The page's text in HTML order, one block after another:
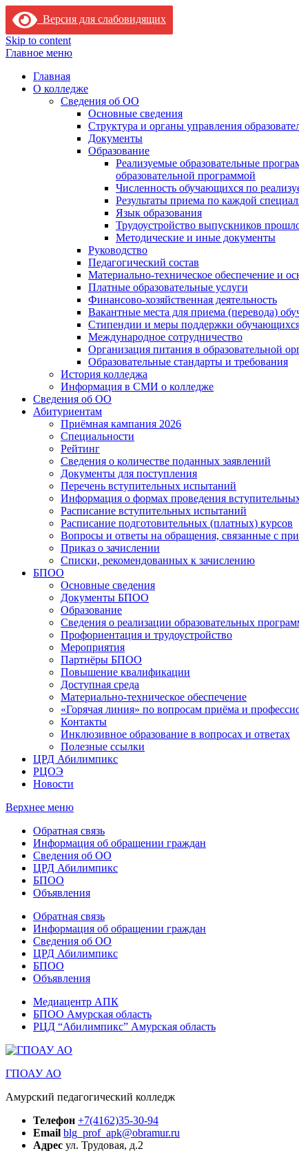
Версия для слабовидящих
Skip to content
Главное меню
Главная
О колледже
Сведения об ОО
Основные сведения
Структура и органы управления
Документы
Образование
Реализуемые образовательные
образовательной программой
Численность обучающихся по
Результаты приема по каждой
Язык образования
Трудоустройство выпускников
Методические и иные документы
Руководство
Педагогический состав
Материально-техническое обеспечение и
Платные образовательные услуги
Финансово-хозяйственная деятельность
Вакантные места для приема (перевода)
Стипендии и меры поддержки
Международное сотрудничество
Организация питания в образовательной
Образовательные стандарты и требования
История колледжа
Информация в СМИ о колледже
Сведения об ОО
Абитуриентам
Приёмная кампания 2026
Специальности
Рейтинг
Сведения о количестве поданных заявлений
Документы для поступления
Перечень вступительных испытаний
Информация о формах проведения
Расписание вступительных испытаний
Расписание подготовительных (платных) курсов
Вопросы и ответы на обращения, связанные с
Приказ о зачислении
Списки, рекомендованных к зачислению
БПОО
Основные сведения
Документы БПОО
Образование
Сведения о реализации образовательных
Профориентация и трудоустройство
Мероприятия
Партнёры БПОО
Повышение квалификации
Доступная среда
Материально-техническое обеспечение
«Горячая линия» по вопросам приёма и
Контакты
Инклюзивное образование в вопросах и ответах
Полезные ссылки
ЦРД Абилимпикс
РЦОЭ
Новости
Верхнее меню
Обратная связь
Информация об обращении граждан
Сведения об ОО
ЦРД Абилимпикс
БПОО
Объявления
Обратная связь
Информация об обращении граждан
Сведения об ОО
ЦРД Абилимпикс
БПОО
Объявления
Медиацентр АПК
БПОО Амурская область
РЦД “Абилимпикс” Амурская область
ГПОАУ АО
Амурский педагогический колледж
Телефон +7(4162)35-30-94
Email blg_prof_apk@obramur.ru
Адрес ул. Трудовая, д.2